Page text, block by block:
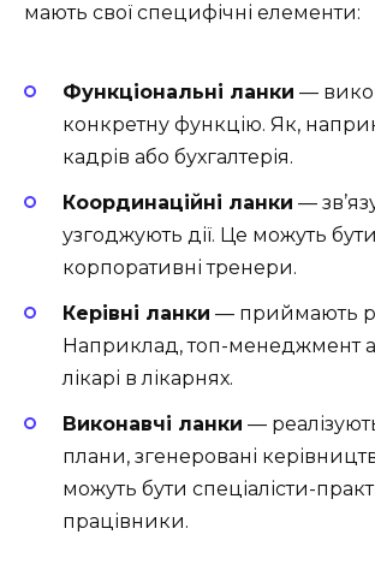
мають свої специфічні елементи:
Функціональні ланки —
конкретну функцію. Як,
кадрів або бухгалтерія.
Координаційні ланки —
узгоджують дії. Це можуть
корпоративні тренери.
Керівні ланки — приймають
Наприклад, топ-менеджмент
лікарі в лікарнях.
Виконавчі ланки —
плани, згенеровані
можуть бути спеціалісти-
працівники.